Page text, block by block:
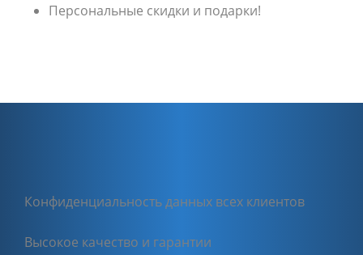
Персональные скидки и подарки!
Конфиденциальность данных всех клиентов
Высокое качество и гарантии